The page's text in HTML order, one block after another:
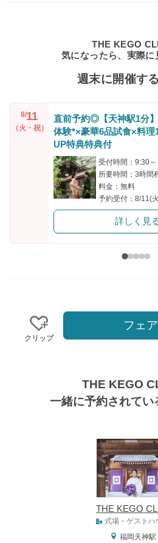
THE KEGO
気になったら、実際に
週末に開催す
8/11
（火・祝）
直前予約◎【天神駅1分
体験*×豪華6品試食×料理
UP特典特典付
所要時間：3時間
料金：無料
予約受付：8/11(
詳しく見
クリップ
フェ
THE KEGO
一緒に予約されてい
THE KEGO
式場・ゲストハ
福岡天神駅